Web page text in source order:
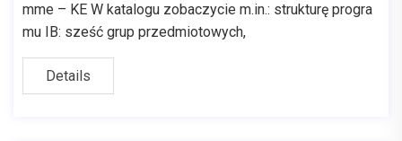
mme – KE W katalogu zobaczycie m.in.: strukturę progra
mu IB: sześć grup przedmiotowych,
Details